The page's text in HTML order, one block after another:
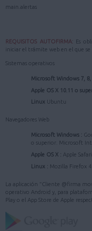
main.alertas
REQUISITOS AUTOFIRMA: Es
iniciar el trámite web en el que se
Sistemas operativos
Microsoft Windows 7, 8,
Apple OS X 10.11 o
Linux Ubuntu
Navegadores Web
Microsoft Windows :
o superior. Microsoft
Apple OS X : Apple
Linux : Mozilla Firefox
La aplicación "Cliente @firma
operativo Android y, para
Play o el App Store de Apple